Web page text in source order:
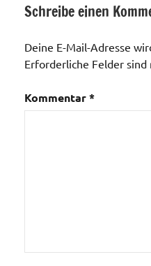
Schreibe einen
Deine E-Mail-Adresse
Erforderliche Felder sind
Kommentar*